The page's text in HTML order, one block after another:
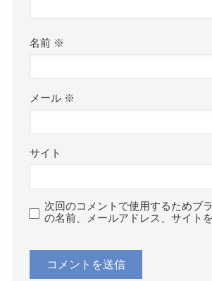
名前 ※
メール ※
サイト
次回のコメントで使用するためブ
の名前、メールアドレス、サイト